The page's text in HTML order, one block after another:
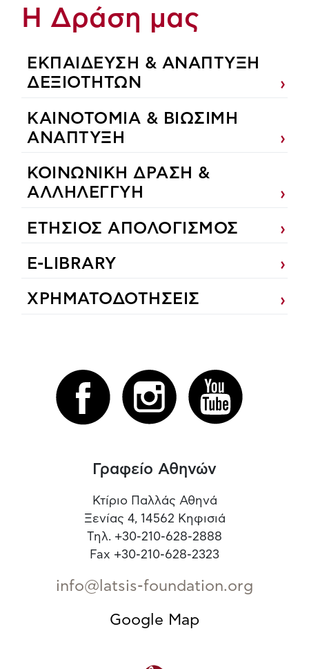
Η Δράση μας
ΕΚΠΑIΔΕΥΣΗ & ΑΝΑΠΤΥΞΗ
ΔΕΞΙΟΤΗΤΩΝ
ΚΑΙΝΟΤΟΜΙΑ & ΒΙΩΣΙΜΗ
ΑΝΑΠΤΥΞΗ
ΚΟΙΝΩΝΙΚΗ ΔΡΑΣΗ &
ΑΛΛΗΛΕΓΓΥΗ
ΕΤΗΣΙΟΣ ΑΠΟΛΟΓΙΣΜΟΣ
E-LIBRARY
ΧΡΗΜΑΤΟΔΟΤΗΣΕΙΣ
Γραφείο Αθηνών
Κτίριο Παλλάς Αθηνά
Ξενίας 4, 14562 Κηφισιά
Τηλ. +30-210-628-2888
Fax +30-210-628-2323
info@latsis-foundation.org
Google Map